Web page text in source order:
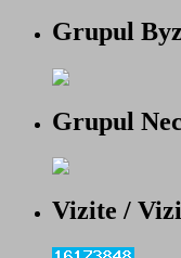
Grupul
Grupul
Vizite /